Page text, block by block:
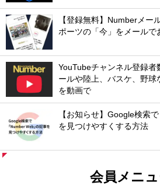
【登録無料】Numberメー
ポーツの「今」をメールで
YouTubeチャンネル登録
ールや陸上、バスケ、野
を動画で
【お知らせ】Google検索
を見つけやすくする方法
会員メニ